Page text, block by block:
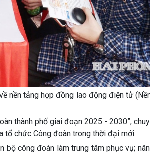
nền tảng hợp đồng lao động điện tử
thành phố giai đoạn 2025 - 2030”,
tổ chức Công đoàn trong thời đại mới.
bộ công đoàn làm trung tâm phục vụ;